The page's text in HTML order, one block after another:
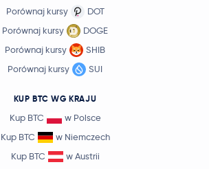
Porównaj kursy
DOT
Porównaj kursy
DOGE
Porównaj kursy
SHIB
Porównaj kursy
SUI
KUP BTC WG KRAJU
Kup BTC
w Polsce
Kup BTC
w Niemczech
Kup BTC
w Austrii